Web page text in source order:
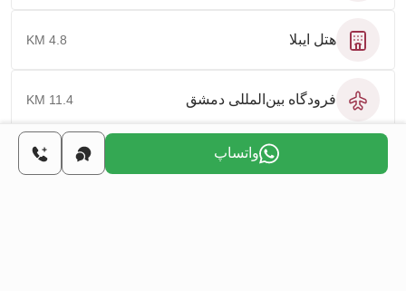
هتل ایبلا 4.8 KM
فرودگاه بین‌المللی دمشق 11.4 KM
میدان امویانواتساپ